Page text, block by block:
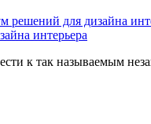
для дизайна
интерьера
к так называемым